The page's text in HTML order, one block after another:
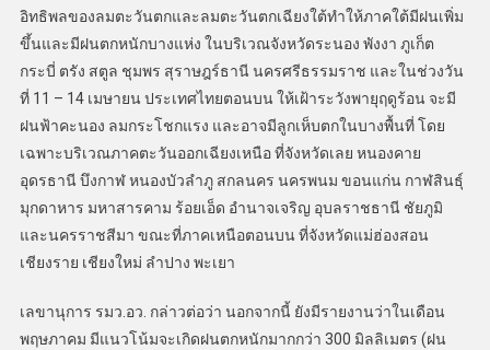
อิทธิพลของลมตะวันตกและลมตะวันตกเฉียงใต้ทำให้ภาคใต้มีฝนเพิ่ม
ขึ้นและมีฝนตกหนักบางแห่ง ในบริเวณจังหวัดระนอง พังงา ภูเก็ต
กระบี่ ตรัง สตูล ชุมพร สุราษฎร์ธานี นครศรีธรรมราช และในช่วงวัน
ที่ 11 – 14 เมษายน ประเทศไทยตอนบน ให้เฝ้าระวังพายุฤดูร้อน จะมี
ฝนฟ้าคะนอง ลมกระโชกแรง และอาจมีลูกเห็บตกในบางพื้นที่ โดย
เฉพาะบริเวณภาคตะวันออกเฉียงเหนือ ที่จังหวัดเลย หนองคาย
อุดรธานี บึงกาฬ หนองบัวลำภู สกลนคร นครพนม ขอนแก่น กาฬสินธุ์
มุกดาหาร มหาสารคาม ร้อยเอ็ด อำนาจเจริญ อุบลราชธานี ชัยภูมิ
และนครราชสีมา ขณะที่ภาคเหนือตอนบน ที่จังหวัดแม่ฮ่องสอน
เชียงราย เชียงใหม่ ลำปาง พะเยา
เลขานุการ รมว.อว. กล่าวต่อว่า นอกจากนี้ ยังมีรายงานว่าในเดือน
พฤษภาคม มีแนวโน้มจะเกิดฝนตกหนักมากกว่า 300 มิลลิเมตร (ฝน